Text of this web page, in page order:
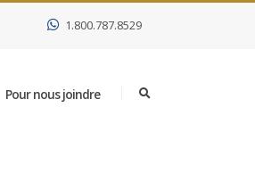
1.800.787.8529
Pour nous joindre